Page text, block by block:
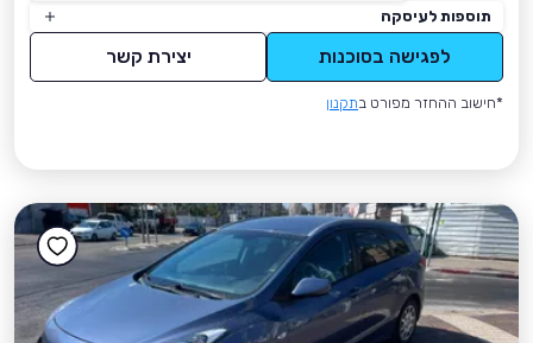
תוספות לעיסקה
לפגישה בסוכנות יצירת קשר
*חישוב ההחזר מפורט בתקנון